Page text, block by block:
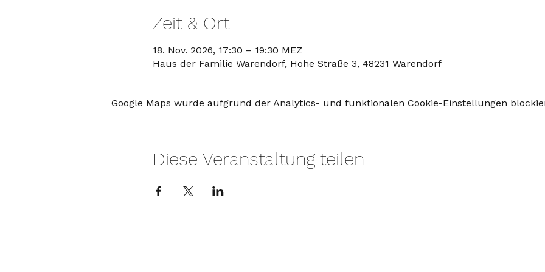
Zeit & Ort
18. Nov. 2026, 17:30 – 19:30 MEZ
Haus der Familie Warendorf, Hohe Straße 3, 48231 Warendorf
Google Maps wurde aufgrund der Analytics- und funktionalen Cookie-Einstellungen
Diese Veranstaltung teilen